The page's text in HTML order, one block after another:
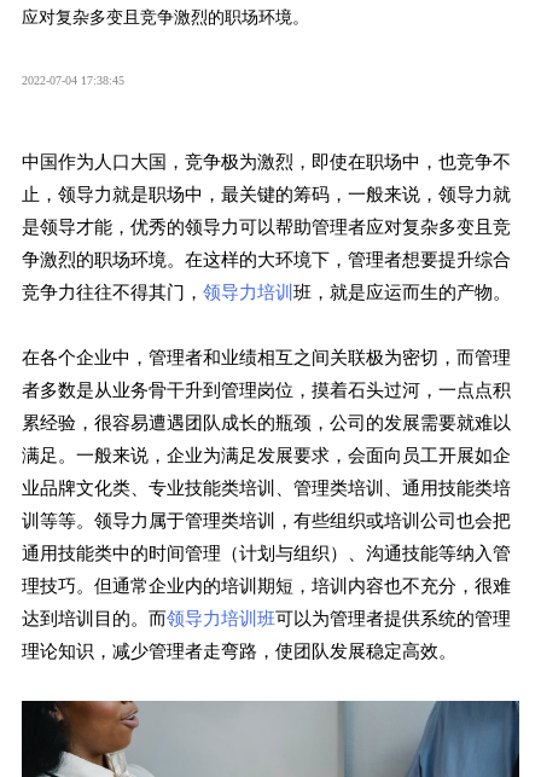
应对复杂多变且竞争激烈的职场环境。
2022-07-04 17:38:45
中国作为人口大国，竞争极为激烈，即使在职场中，也竞争不
止，领导力就是职场中，最关键的筹码，一般来说，领导力就
是领导才能，优秀的领导力可以帮助管理者应对复杂多变且竞
争激烈的职场环境。在这样的大环境下，管理者想要提升综合
竞争力往往不得其门， 领导力培训 班，就是应运而生的产物。
在各个企业中，管理者和业绩相互之间关联极为密切，而管理
者多数是从业务骨干升到管理岗位，摸着石头过河，一点点积
累经验，很容易遭遇团队成长的瓶颈，公司的发展需要就难以
满足。一般来说，企业为满足发展要求，会面向员工开展如企
业品牌文化类、专业技能类培训、管理类培训、通用技能类培
训等等。领导力属于管理类培训，有些组织或培训公司也会把
通用技能类中的时间管理（计划与组织）、沟通技能等纳入管
理技巧。但通常企业内的培训期短，培训内容也不充分，很难
达到培训目的。而领导力培训班可以为管理者提供系统的管理
理论知识，减少管理者走弯路，使团队发展稳定高效。